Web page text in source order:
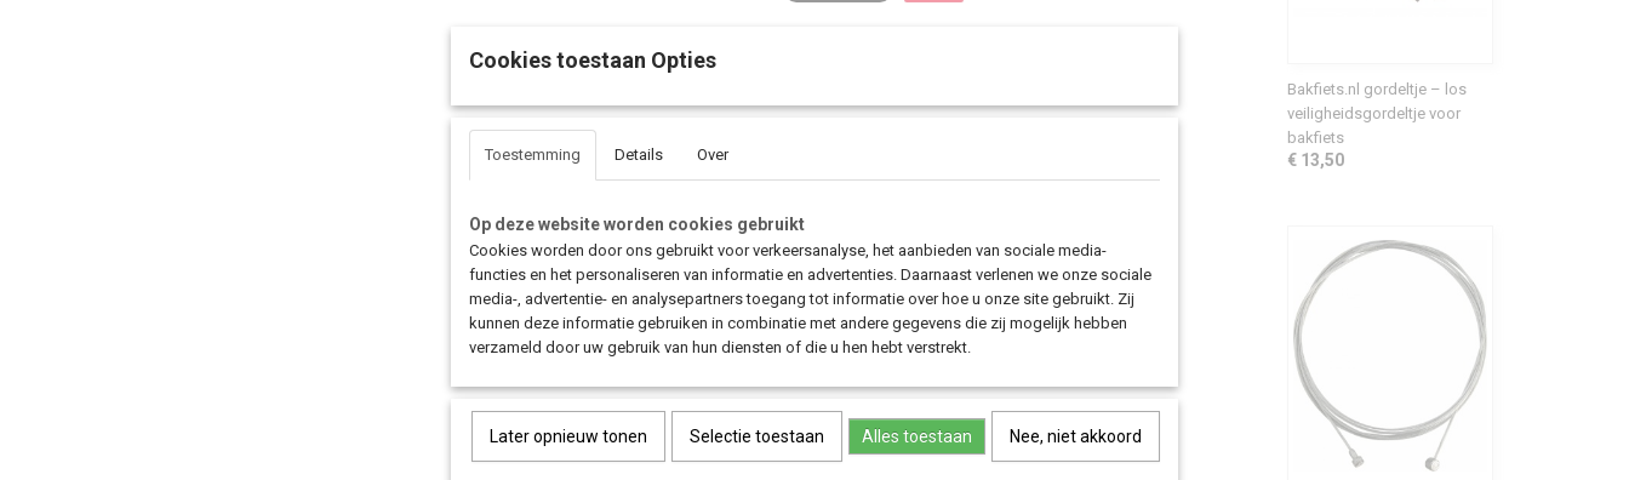
Bakfiets.nl gordeltje – los
veiligheidsgordeltje voor
bakfiets
€ 13,50
Cookies toestaan Opties
Toestemming Details Over
Op deze website worden cookies gebruikt
Cookies worden door ons gebruikt voor verkeersanalyse, het aanbieden van sociale media-
functies en het personaliseren van informatie en advertenties. Daarnaast verlenen we onze sociale
media-, advertentie- en analysepartners toegang tot informatie over hoe u onze site gebruikt. Zij
kunnen deze informatie gebruiken in combinatie met andere gegevens die zij mogelijk hebben
verzameld door uw gebruik van hun diensten of die u hen hebt verstrekt.
Later opnieuw tonen Selectie toestaan Alles toestaan Nee, niet akkoord